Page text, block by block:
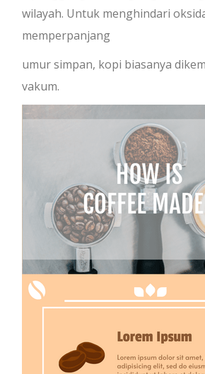
wilayah. Untuk menghindari
memperpanjang
umur simpan, kopi biasanya
vakum.